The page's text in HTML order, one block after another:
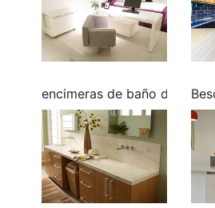
encimeras de baño de